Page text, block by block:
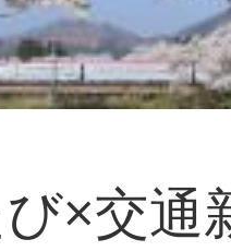
×交通